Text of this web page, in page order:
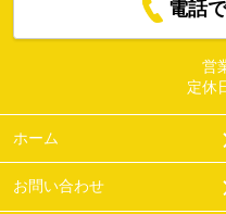
電話
営
定休
ホーム
お問い合わせ